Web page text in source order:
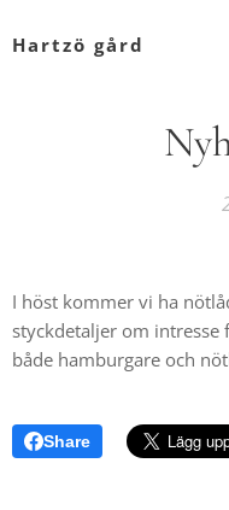
Hartzö gård
I höst kommer vi ha
styckdetaljer om intresse
både hamburgare och
Share